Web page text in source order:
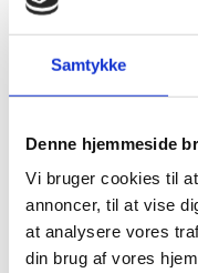
Samtykke
Denne hjemmeside
Vi bruger cookies til
annoncer, til at vise
at analysere vores
din brug af vores
Vævfyller:
Vævlim:
Tapetklister:
Træbeskyttelse
pancordæk: